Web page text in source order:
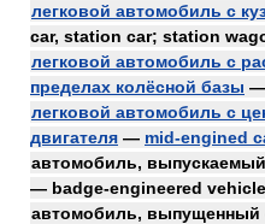
легковой автомобиль с
car, station car; station
легковой автомобиль с
пределах колёсной базы —
легковой автомобиль с
двигателя — mid-engined
автомобиль,
— badge-engineered vehicle
автомобиль, выпущенный